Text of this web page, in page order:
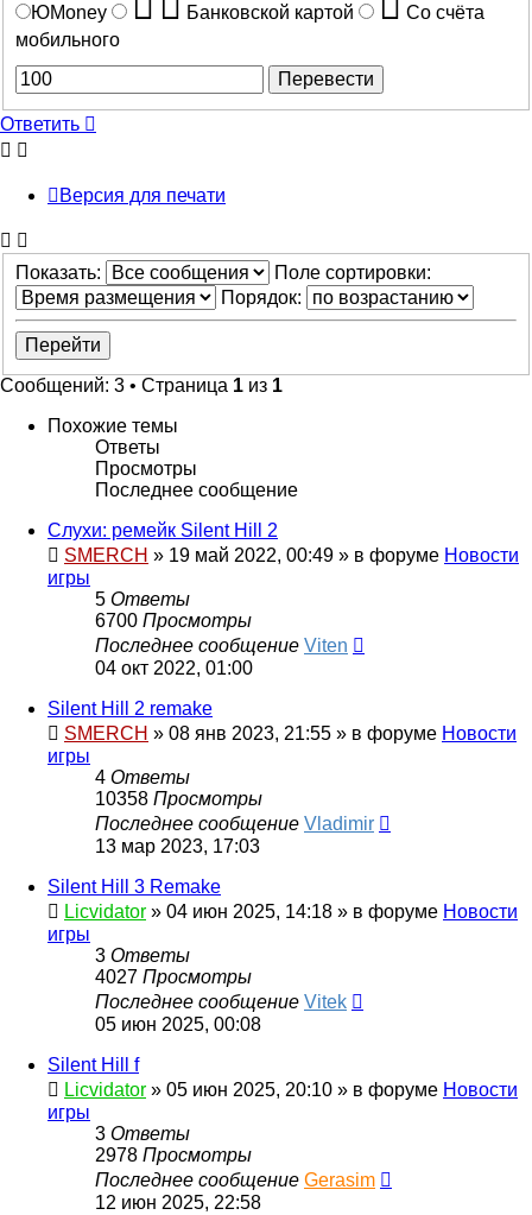
ЮMoney Банковской картой
Со счёта
мобильного
Ответить
Версия для печати
Показать:
Поле сортировки:
Порядок:
Сообщений: 3 • Страница 1 из 1
Похожие темы
Ответы
Просмотры
Последнее сообщение
Слухи: ремейк Silent Hill 2
SMERCH » 19 май 2022, 00:49 » в форуме Новости
игры
5 Ответы
6700 Просмотры
Последнее сообщение Viten
04 окт 2022, 01:00
Silent Hill 2 remake
SMERCH » 08 янв 2023, 21:55 » в форуме Новости
игры
4 Ответы
10358 Просмотры
Последнее сообщение Vladimir
13 мар 2023, 17:03
Silent Hill 3 Remake
Licvidator » 04 июн 2025, 14:18 » в форуме Новости
игры
3 Ответы
4027 Просмотры
Последнее сообщение Vitek
05 июн 2025, 00:08
Silent Hill f
Licvidator » 05 июн 2025, 20:10 » в форуме Новости
игры
3 Ответы
2978 Просмотры
Последнее сообщение Gerasim
12 июн 2025, 22:58